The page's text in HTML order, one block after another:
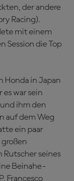
der andere
Racing).
mit einem
Session die Top
Honda in Japan
war sein
ihm den
auf dem Weg
ein paar
großen
seines
Beinahe-
Francesco